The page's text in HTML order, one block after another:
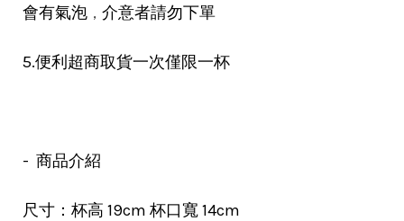
會有氣泡 ， 介意者請勿下單
5.便利超商取貨一次僅限一杯
- 商品介紹
尺寸：杯高 19cm 杯口寬 14cm